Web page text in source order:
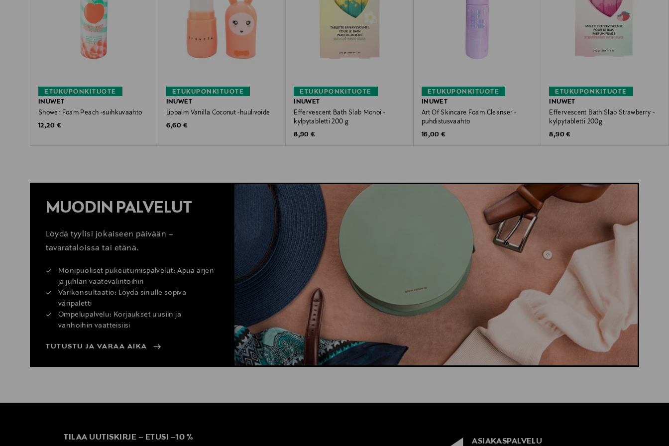
ETUKUPONKITUOTE
INUWET
Shower Foam Peach -suihkuvaahto
Original Price
12,20 €
ETUKUPONKITUOTE
INUWET
Lipbalm Vanilla Coconut -huulivoide
Original Price
6,60 €
ETUKUPONKITUOTE
INUWET
Effervescent Bath Slab Monoi -
kylpytabletti 200 g
Original Price
8,90 €
ETUKUPONKITUOTE
INUWET
Art Of Skincare Foam Cleanser -
puhdistusvaahto
Original Price
16,00 €
ETUKUPONKITUOTE
INUWET
Effervescent Bath Slab Strawberry -
kylpytabletti 200g
Original Price
8,90 €
MUODIN PALVELUT
Löydä tyylisi jokaiseen päivään –
tavarataloissa tai etänä.
Monipuoliset pukeutumispalvelut: Apua arjen
ja juhlan vaatevalintoihin
Värikonsultaatio: Löydä sinulle sopiva
väripaletti
Ompelupalvelu: Korjaukset uusiin ja
vanhoihin vaatteisiisi
TUTUSTU JA VARAA AIKA
TILAA UUTISKIRJE – ETUSI –10 % ASIAKASPALVELU